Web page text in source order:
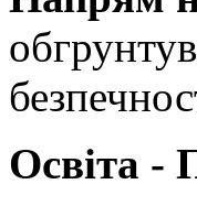
Освіта -